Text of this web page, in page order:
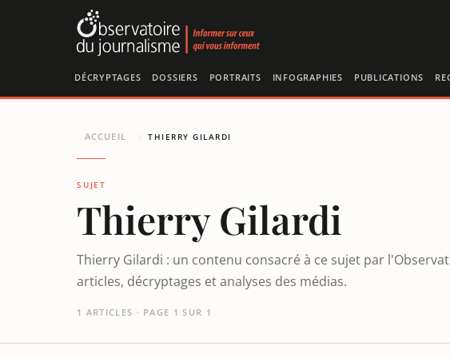
DÉCRYPTAGES DOSSIERS PORTRAITS INFOGRAPHIES PUBLICATIONS
ACCUEIL / THIERRY GILARDI
SUJET
Thierry Gilardi
Thierry Gilardi : un contenu consacré à ce sujet par
articles, décryptages et analyses des médias.
1 ARTICLES · PAGE 1 SUR 1
Panneau de gestion des cookies